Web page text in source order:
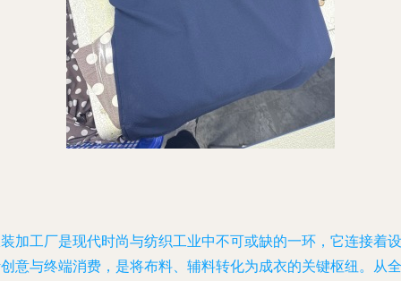
加工厂是现代时尚与纺织工业中不可或缺的一环，它连接着设
意与终端消费，是将布料、辅料转化为成衣的关键枢纽。从全